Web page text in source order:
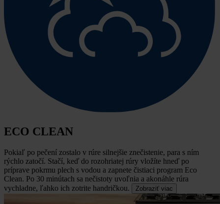
ECO CLEAN
Pokiaľ po pečení zostalo v rúre silnejšie znečistenie, para s ním
rýchlo zatočí. Stačí, keď do rozohriatej rúry vložíte hneď po
príprave pokrmu plech s vodou a zapnete čistiaci program Eco
Clean. Po 30 minútach sa nečistoty uvoľnia a akonáhle rúra
vychladne, ľahko ich zotrite handričkou.
Zobraziť viac